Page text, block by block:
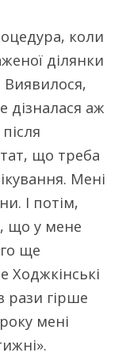
коли
ділянки
Виявилося,
дізналася аж
що треба
Мені
І потім,
що у мене
ще
Ходжкінські
рази гірше
мені